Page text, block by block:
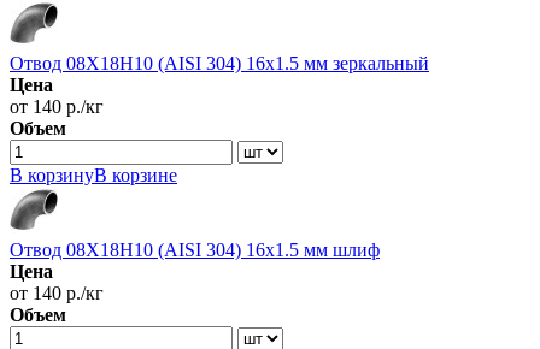
Отвод 08Х18Н10 (AISI 304) 16х1.5 мм зеркальный
Цена
от 140 р./кг
Объем
В корзинуВ корзине
Отвод 08Х18Н10 (AISI 304) 16х1.5 мм шлиф
Цена
от 140 р./кг
Объем